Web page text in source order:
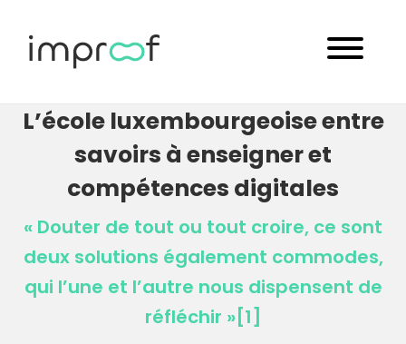
L’école luxembourgeoise entre
savoirs à enseigner et
compétences digitales
« Douter de tout ou tout croire, ce sont
deux solutions également commodes,
qui l’une et l’autre nous dispensent de
réfléchir »[1]